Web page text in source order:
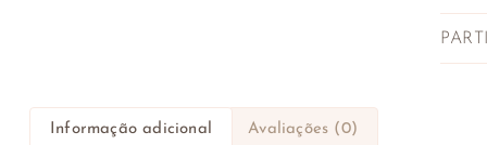
Informação adicional Avaliações (0)